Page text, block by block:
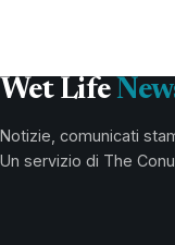
Wet Life
Notizie, comunicati
Un servizio di The